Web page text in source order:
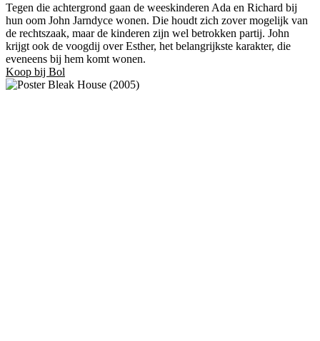
Tegen die achtergrond gaan de weeskinderen Ada en Richard bij
hun oom John Jarndyce wonen. Die houdt zich zover mogelijk van
de rechtszaak, maar de kinderen zijn wel betrokken partij. John
krijgt ook de voogdij over Esther, het belangrijkste karakter, die
eveneens bij hem komt wonen.
Koop bij Bol